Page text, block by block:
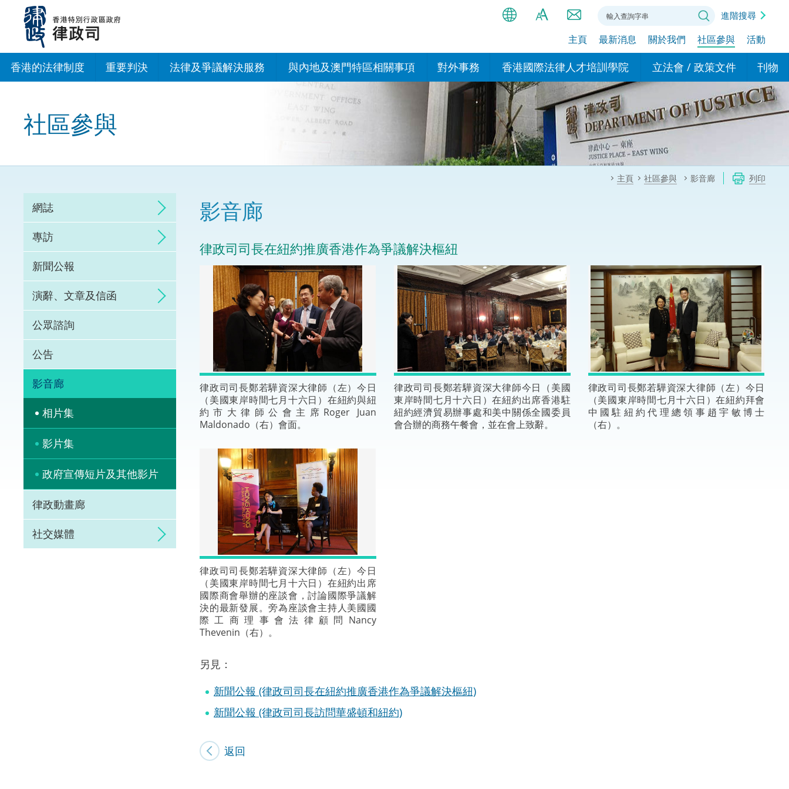
內
简
EN
Bahasa Indonesia (印尼語)
हिन्दी (印度語)
नेपाली (尼泊爾語)
Tiếng Việt (越南語)
A
A
進階搜尋
主頁 最新消息 關於我們 社區參與 活動
香港的法律制度 重要判決 法律及爭議解決服務
訴訟
網上爭議解決及法律科技
體育爭議解決先導計劃
能力建設
法律樞紐
促成交易和爭議解決服務中心
與內地及澳門特區相關事項
與內地的安排
香港與內地相互認可和執行民
商事案件判決的安排
關於建立更緊密經貿關係的安
與澳門特區的安排
“一帶一路”建設
粵港澳大灣區
對外事務
國際政府機構在香港設立辦事
處或運作
多邊協定
其他協定
香港國際法律人才培訓學院
我們的學院
我們的專家委員會
我們的辦公室
我們的培訓課程和能力建設項
我們的年度回顧 2024-2025
立法會 / 政策文件
現行政策措施
政策文件
特別財務委員會
刊物
基本
民事
刑事
相互
一般
社區參與
主頁 社區參與 影音廊 列印
網誌
專訪
新聞公報
演辭、文章及信函
公眾諮詢
公告
影音廊
相片集
影片集
政府宣傳短片及其他影片
律政動畫廊
社交媒體
影音廊
律政司司長在紐約推廣香港作為爭議解決樞紐
律政司司長鄭若驊資深大律師（左）今日
（美國東岸時間七月十六日）在紐約與紐
約市大律師公會主席Roger Juan
Maldonado（右）會面。
律政司司長鄭若驊資深大律師今日（美國
東岸時間七月十六日）在紐約出席香港駐
紐約經濟貿易辦事處和美中關係全國委員
會合辦的商務午餐會，並在會上致辭。
律政司司長鄭若驊資深大律師（左）今日
（美國東岸時間七月十六日）在紐約拜會
中國駐紐約代理總領事趙宇敏博士
（右）。
律政司司長鄭若驊資深大律師（左）今日
（美國東岸時間七月十六日）在紐約出席
國際商會舉辦的座談會，討論國際爭議解
決的最新發展。旁為座談會主持人美國國
際工商理事會法律顧問Nancy
Thevenin（右）。
另見：
新聞公報 (律政司司長在紐約推廣香港作為爭議解決樞紐)
新聞公報 (律政司司長訪問華盛頓和紐約)
返回